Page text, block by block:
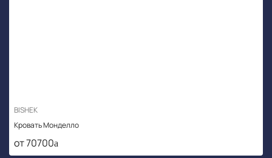
BISHEK
Кровать Монделло
от 70700